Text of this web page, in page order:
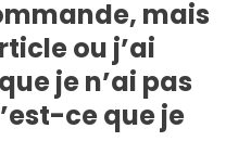
mais
ou j’ai
je n’ai pas
ce que je